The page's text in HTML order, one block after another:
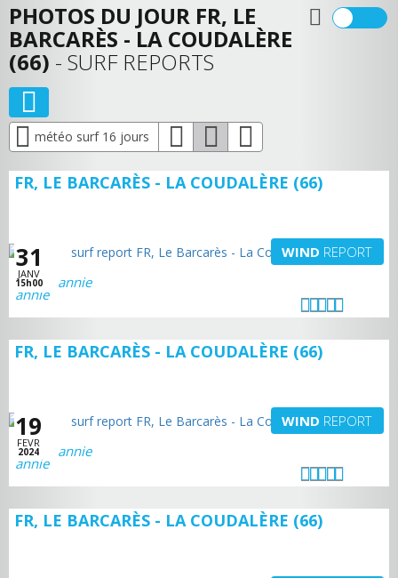
PHOTOS DU JOUR FR, LE
BARCARÈS - LA COUDALÈRE
(66) - SURF REPORTS
météo surf 16 jours
FR, LE BARCARÈS - LA COUDALÈRE (66)
31
JANV
15h00
WIND REPORT
annie
FR, LE BARCARÈS - LA COUDALÈRE (66)
19
FEVR
2024
WIND REPORT
annie
FR, LE BARCARÈS - LA COUDALÈRE (66)